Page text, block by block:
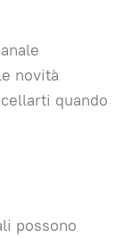
novità
quando
possono